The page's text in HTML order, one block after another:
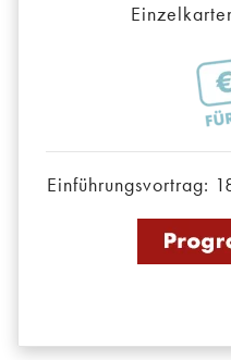
Einführungsvortrag: